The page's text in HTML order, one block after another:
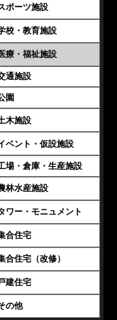
ポーツ施設
校・教育施設
療・福祉施設
通施設
園
木施設
ベント・仮設施設
場・倉庫・生産施設
林水産施設
ワー・モニュメント
合住宅
合住宅（改修）
建住宅
の他